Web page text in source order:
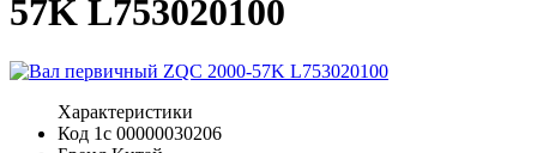
57K L753020100
Характеристики
Код 1с 00000030206